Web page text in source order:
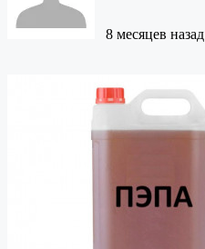
8 месяцев назад